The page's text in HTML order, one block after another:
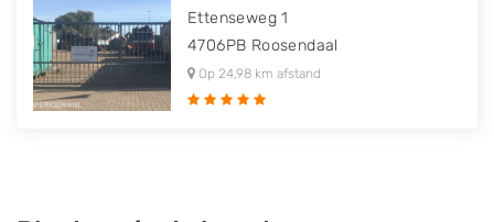
Ettenseweg 1
4706PB Roosendaal
Op 24,98 km afstand